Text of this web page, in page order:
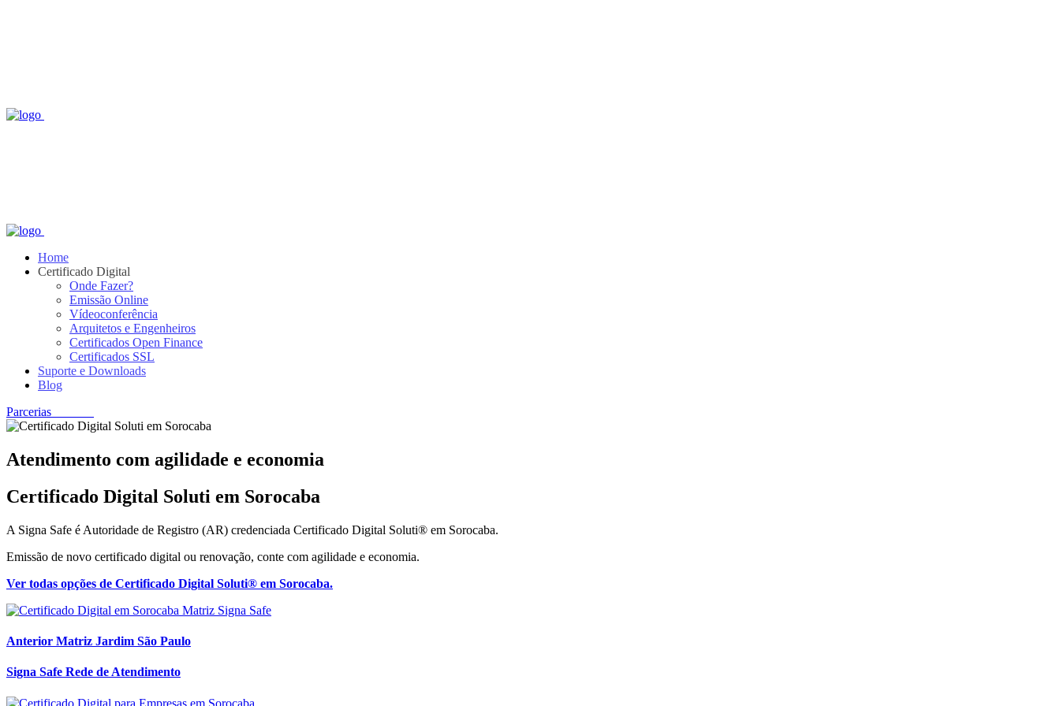
Home
Certificado Digital
Onde Fazer?
Emissão Online
Vídeoconferência
Arquitetos e Engenheiros
Certificados Open Finance
Certificados SSL
Suporte e Downloads
Blog
Parcerias
Atendimento com agilidade e economia
Certificado Digital Soluti em Sorocaba
A Signa Safe é Autoridade de Registro (AR) credenciada Certificado Digital Soluti® em Sorocaba.
Emissão de novo certificado digital ou renovação, conte com agilidade e economia.
Ver todas opções de Certificado Digital Soluti® em Sorocaba.
Anterior Matriz Jardim São Paulo
Signa Safe Rede de Atendimento